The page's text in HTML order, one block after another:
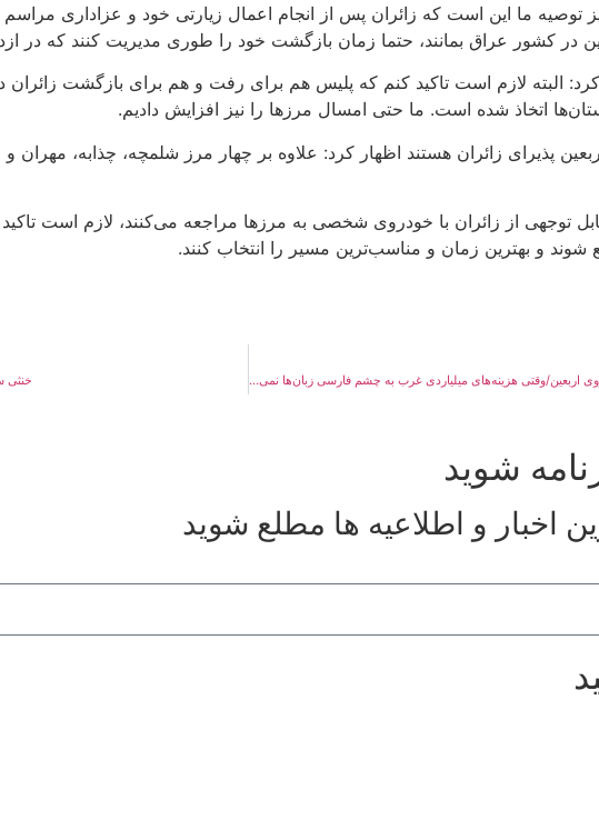
توصیه ما این است که زائران پس از انجام اعمال زیارتی خود و عزاداری
در کشور عراق بمانند، حتما زمان بازگشت خود را طوری مدیریت کنند که در
کرد: البته لازم است تاکید کنم که پلیس هم برای رفت و هم برای بازگشت زائران
اتخاذ شده است. ما حتی امسال مرزها را نیز افزایش دادیم.
پذیرای زائران هستند اظهار کرد: علاوه بر چهار مرز شلمچه، چذابه،
توجهی از زائران با خودروی شخصی به مرزها مراجعه می‌کنند، لازم است
و بهترین زمان و مناسب‌ترین مسیر را انتخاب کنند.
ساخت کلیدواژه «جیب مردم» به مناسبت پیاده‌روی اربعین/وقتی هزینه‌های میلیاردی غرب به چشم فارسی زبان‌ها نمی‌آید خنثی
شوید
اخبار و اطلاعیه ها مطلع شوید